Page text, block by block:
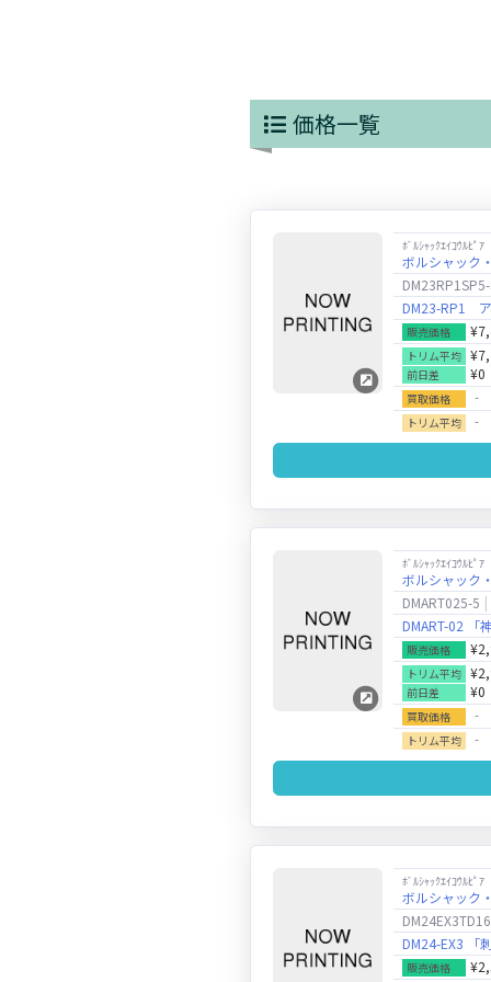
価格一覧
ﾎﾞﾙｼｬｯｸｴｲｺｳﾙﾋﾟｱ
ボルシャック
DM23-RP1 ア
販売価格
トリム平均
前日差 ¥0
買取価格 ‐
トリム平均 ‐
ﾎﾞﾙｼｬｯｸｴｲｺｳﾙﾋﾟｱ
ボルシャック
DMART025-5
DMART-02 「
販売価格
トリム平均
前日差 ¥0
買取価格 ‐
トリム平均 ‐
ﾎﾞﾙｼｬｯｸｴｲｺｳﾙﾋﾟｱ
ボルシャック
DM24-EX3 「
販売価格